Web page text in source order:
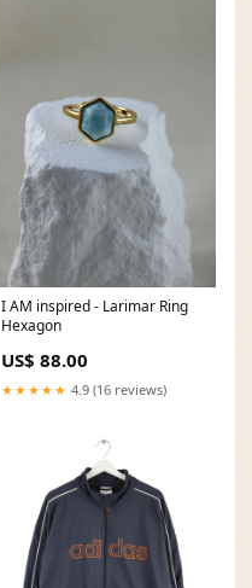
I AM inspired - Larimar Ring
Hexagon
US$ 88.00
★★★★★ 4.9 (16 reviews)